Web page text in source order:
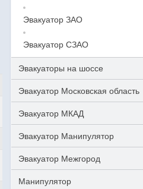
Эвакуатор ЗАО
Эвакуатор СЗАО
Эвакуаторы на шоссе
Эвакуатор Московская область
Эвакуатор МКАД
Эвакуатор Манипулятор
Эвакуатор Межгород
Манипулятор